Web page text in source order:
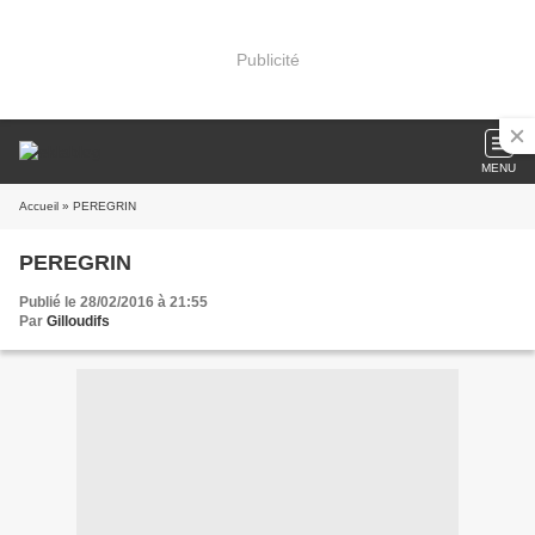
Publicité
MENU
Accueil » PEREGRIN
PEREGRIN
Publié le 28/02/2016 à 21:55
Par Gilloudifs